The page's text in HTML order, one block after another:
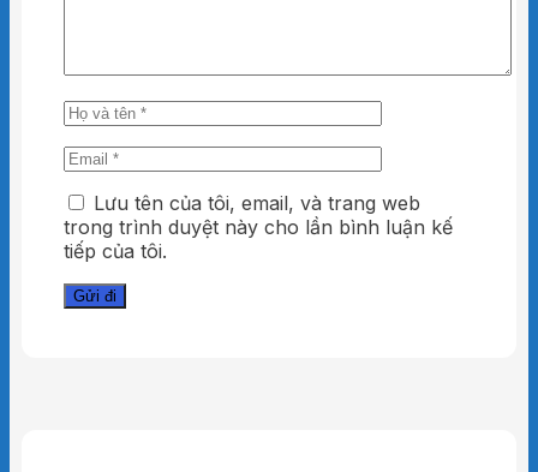
Lưu tên của tôi, email, và trang web
trong trình duyệt này cho lần bình luận kế
tiếp của tôi.